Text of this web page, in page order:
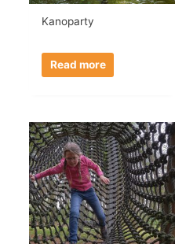
Kanoparty
Read more